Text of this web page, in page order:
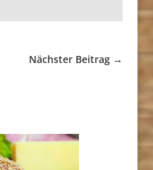
Nächster Beitrag →